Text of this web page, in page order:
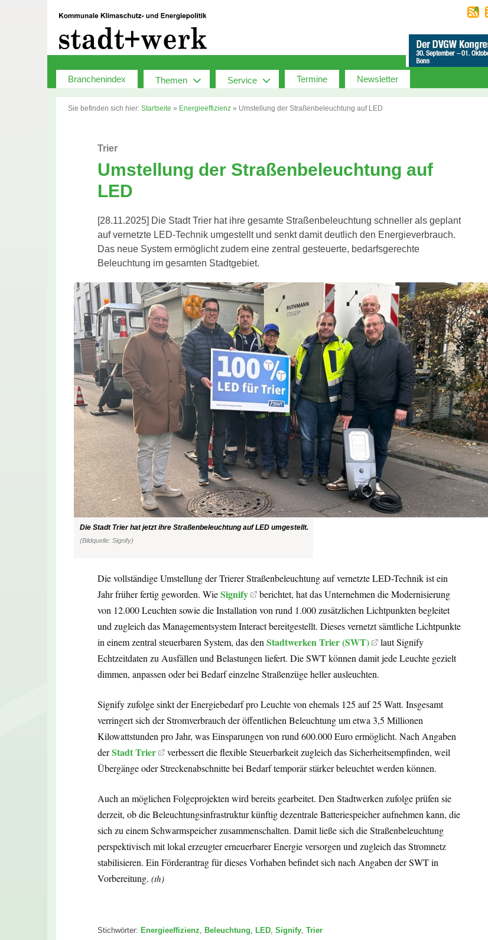
Branchenindex Themen Service Termine Newsletter
Sie befinden sich hier: Startseite » Energieeffizienz » Umstellung der Straßenbeleuchtung auf LED
Trier
Umstellung der Straßenbeleuchtung auf
LED
[28.11.2025] Die Stadt Trier hat ihre gesamte Straßenbeleuchtung schneller als geplant
auf vernetzte LED-Technik umgestellt und senkt damit deutlich den Energieverbrauch.
Das neue System ermöglicht zudem eine zentral gesteuerte, bedarfsgerechte
Beleuchtung im gesamten Stadtgebiet.
Die Stadt Trier hat jetzt ihre Straßenbeleuchtung auf LED umgestellt.
(Bildquelle: Signify)
Die vollständige Umstellung der Trierer Straßenbeleuchtung auf vernetzte LED-Technik ist ein
Jahr früher fertig geworden. WieSignify
berichtet, hat das Unternehmen die Modernisierung
von 12.000 Leuchten sowie die Installation von rund 1.000 zusätzlichen Lichtpunkten begleitet
und zugleich das Managementsystem Interact bereitgestellt. Dieses vernetzt sämtliche Lichtpunkte
in einem zentral steuerbaren System, das den Stadtwerken Trier (SWT)
laut Signify
Echtzeitdaten zu Ausfällen und Belastungen liefert. Die SWT können damit jede Leuchte gezielt
dimmen, anpassen oder bei Bedarf einzelne Straßenzüge heller ausleuchten.
Signify zufolge sinkt der Energiebedarf pro Leuchte von ehemals 125 auf 25 Watt. Insgesamt
verringert sich der Stromverbrauch der öffentlichen Beleuchtung um etwa 3,5 Millionen
Kilowattstunden pro Jahr, was Einsparungen von rund 600.000 Euro ermöglicht. Nach Angaben
derStadt Trier
verbessert die flexible Steuerbarkeit zugleich das Sicherheitsempfinden, weil
Übergänge oder Streckenabschnitte bei Bedarf temporär stärker beleuchtet werden können.
Auch an möglichen Folgeprojekten wird bereits gearbeitet. Den Stadtwerken zufolge prüfen sie
derzeit, ob die Beleuchtungsinfrastruktur künftig dezentrale Batteriespeicher aufnehmen kann, die
sich zu einem Schwarmspeicher zusammenschalten. Damit ließe sich die Straßenbeleuchtung
perspektivisch mit lokal erzeugter erneuerbarer Energie versorgen und zugleich das Stromnetz
stabilisieren. Ein Förderantrag für dieses Vorhaben befindet sich nach Angaben der SWT in
Vorbereitung. (th)
Stichwörter: Energieeffizienz, Beleuchtung, LED, Signify, Trier